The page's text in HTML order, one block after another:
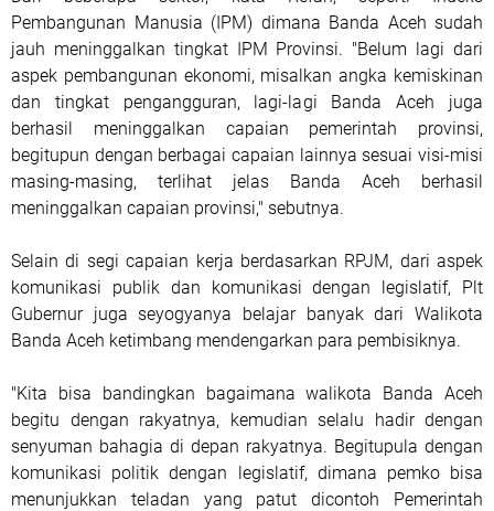
Pembangunan Manusia (IPM) dimana Banda Aceh sudah
jauh meninggalkan tingkat IPM Provinsi. "Belum lagi dari
aspek pembangunan ekonomi, misalkan angka kemiskinan
dan tingkat pengangguran, lagi-lagi Banda Aceh juga
berhasil meninggalkan capaian pemerintah provinsi,
begitupun dengan berbagai capaian lainnya sesuai visi-misi
masing-masing, terlihat jelas Banda Aceh berhasil
meninggalkan capaian provinsi," sebutnya.
Selain di segi capaian kerja berdasarkan RPJM, dari aspek
komunikasi publik dan komunikasi dengan legislatif, Plt
Gubernur juga seyogyanya belajar banyak dari Walikota
Banda Aceh ketimbang mendengarkan para pembisiknya.
"Kita bisa bandingkan bagaimana walikota Banda Aceh
begitu dengan rakyatnya, kemudian selalu hadir dengan
senyuman bahagia di depan rakyatnya. Begitupula dengan
komunikasi politik dengan legislatif, dimana pemko bisa
menunjukkan teladan yang patut dicontoh Pemerintah